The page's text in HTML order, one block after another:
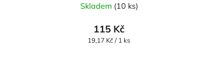
hodnocení
produktu
je
Skladem (10 ks)
115 Kč
Měrná
19,17 Kč / 1 ks